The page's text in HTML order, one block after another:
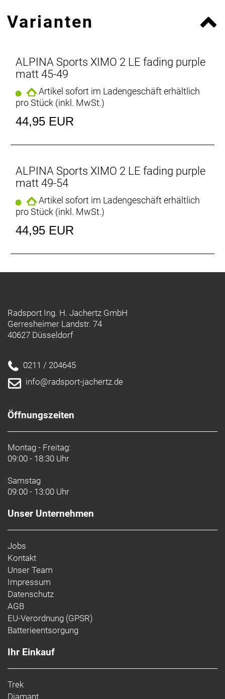
Varianten
ALPINA Sports XIMO 2 LE fading purple
matt 45-49
Artikel sofort im Ladengeschäft erhältlich
pro Stück (inkl. MwSt.)
44,95 EUR
ALPINA Sports XIMO 2 LE fading purple
matt 49-54
Artikel sofort im Ladengeschäft erhältlich
pro Stück (inkl. MwSt.)
44,95 EUR
Radsport Ing. H. Jachertz GmbH
Gerresheimer Landstr. 74
40627 Düsseldorf
0211 / 204645
info@radsport-jachertz.de
Öffnungszeiten
Montag - Freitag:
09:00 - 18:30 Uhr
Samstag
09:00 - 13:00 Uhr
Unser Unternehmen
Jobs
Kontakt
Unser Team
Impressum
Datenschutz
AGB
EU-Verordnung (GPSR)
Batterieentsorgung
Ihr Einkauf
Trek
Diamant